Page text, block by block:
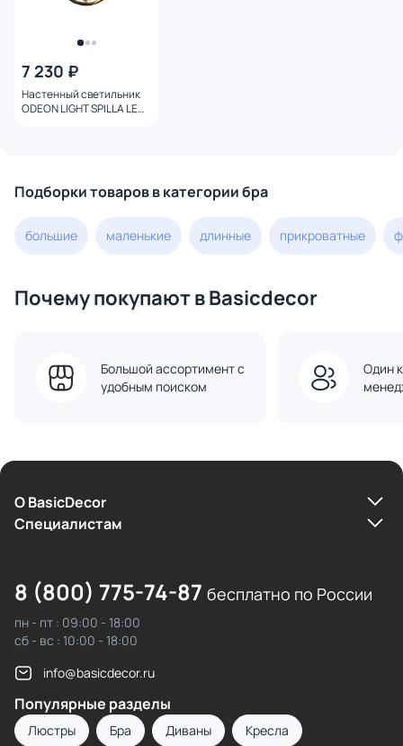
7 230 ₽
Настенный светильник
ODEON LIGHT SPILLA LED
Подборки товаров в категории бра
большие маленькие длинные прикроватные
Почему покупают в Basicdecor
Большой ассортимент с
удобным поиском
Один
О BasicDecor
Cпециалистам
8 (800) 775-74-87 бесплатно по России
пн - пт : 09:00 - 18:00
сб - вс : 10:00 - 18:00
info@basicdecor.ru
Популярные разделы
Люстры Бра Диваны Кресла